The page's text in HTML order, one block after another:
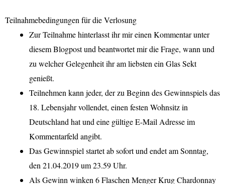
Teilnahmebedingungen für die Verlosung
Zur Teilnahme hinterlasst ihr mir einen Kommentar unter
diesem Blogpost und beantwortet mir die Frage, wann und
zu welcher Gelegenheit ihr am liebsten ein Glas Sekt
genießt.
Teilnehmen kann jeder, der zu Beginn des Gewinnspiels das
18. Lebensjahr vollendet, einen festen Wohnsitz in
Deutschland hat und eine gültige E-Mail Adresse im
Kommentarfeld angibt.
Das Gewinnspiel startet ab sofort und endet am Sonntag,
den 21.04.2019 um 23.59 Uhr.
Als Gewinn winken 6 Flaschen Menger Krug Chardonnay